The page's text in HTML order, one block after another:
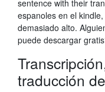
sentence with their
espanoles en el
demasiado alto.
puede descargar
traducción